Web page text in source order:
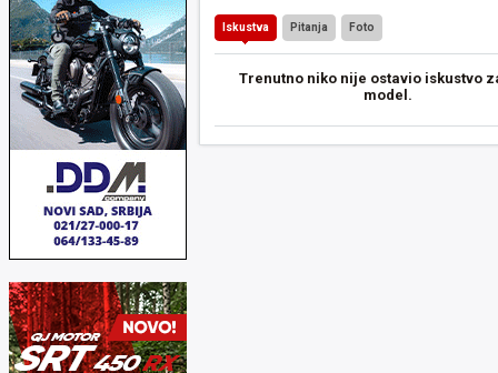
Iskustva Pitanja Foto
Trenutno niko nije ostavio iskustvo
model.